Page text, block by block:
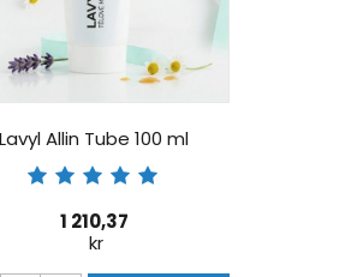
Lavyl Allin Tube 100 ml
1 210,37
kr